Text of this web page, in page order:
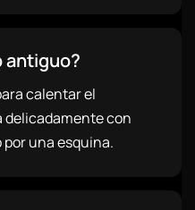
antiguo?
calentar el
delicadamente con
una esquina.